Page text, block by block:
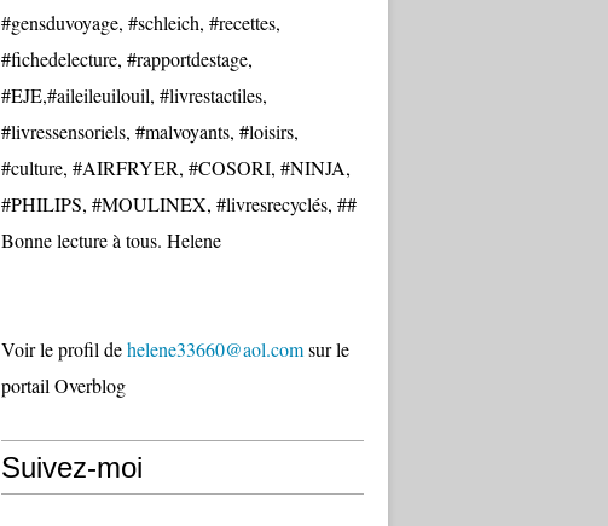
#gensduvoyage, #schleich, #recettes,
#fichedelecture, #rapportdestage,
#EJE,#aileileuilouil, #livrestactiles,
#livressensoriels, #malvoyants, #loisirs,
#culture, #AIRFRYER, #COSORI, #NINJA,
#PHILIPS, #MOULINEX, #livresrecyclés, ##
Bonne lecture à tous. Helene
Voir le profil dehelene33660@aol.comsur le
portail Overblog
Suivez-moi